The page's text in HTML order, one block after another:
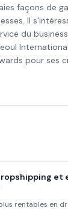
façons de
Il
du
pour ses
et
rentables en